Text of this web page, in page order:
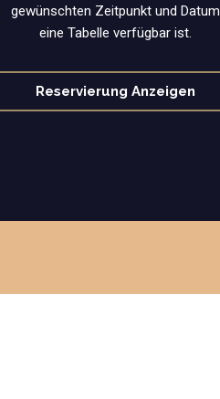
gewünschten Zeitpunkt und Datum
eine Tabelle verfügbar ist.
Reservierung Anzeigen